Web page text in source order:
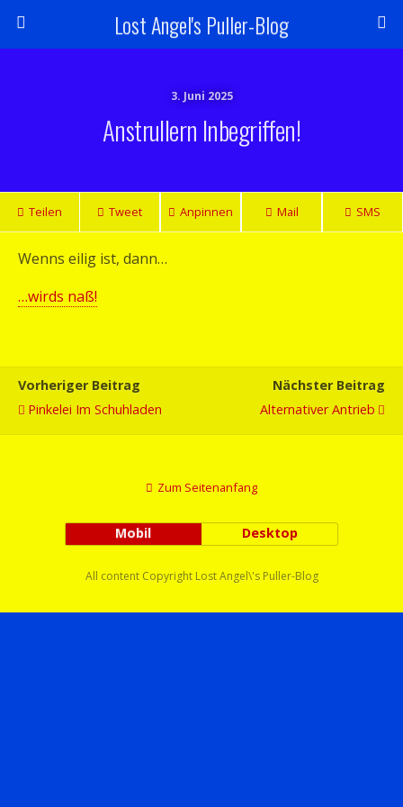
Lost Angel's Puller-Blog
3. Juni 2025
Anstrullern Inbegriffen!
Teilen Tweet Anpinnen Mail SMS
Wenns eilig ist, dann…
…wirds naß!
Vorheriger Beitrag
Pinkelei Im Schuhladen
Nächster Beitrag
Alternativer Antrieb
Zum Seitenanfang
Mobil Desktop
All content Copyright Lost Angel\'s Puller-Blog